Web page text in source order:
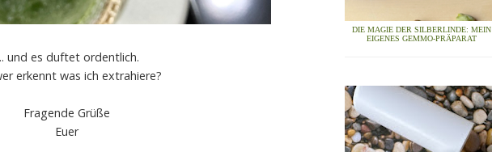
und es duftet ordentlich.
erkennt was ich extrahiere?
Fragende Grüße
Euer
DIE MAGIE DER SILBERLINDE: MEIN
EIGENES GEMMO-PRÄPARAT